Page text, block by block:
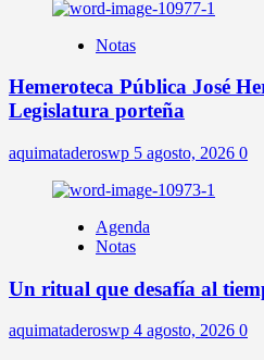
Notas
Hemeroteca Pública José
Legislatura porteña
aquimataderoswp 5 agosto, 2026 0
Agenda
Notas
Un ritual que desafía al
aquimataderoswp 4 agosto, 2026 0